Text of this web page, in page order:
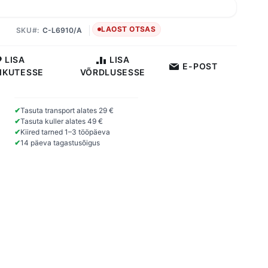
SKU C-L6910/A LAOST OTSAS
LISA
LISA
VÕRDLUSESSE
E-POST
✔Tasuta transport alates 29 €
✔Tasuta kuller alates 49 €
✔Kiired tarned 1–3 tööpäeva
✔14 päeva tagastusõigus